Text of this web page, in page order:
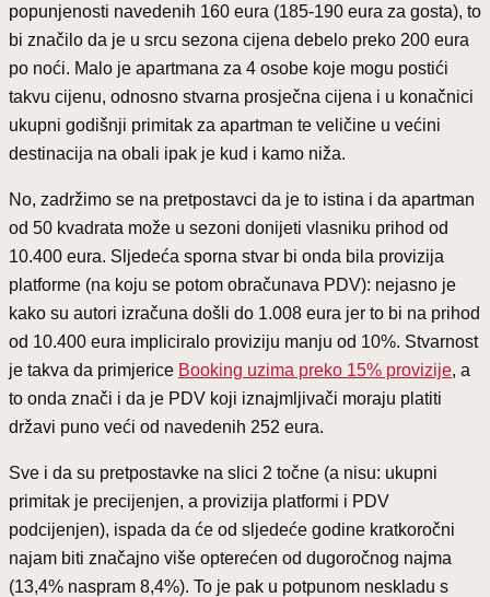
popunjenosti navedenih 160 eura (185-190 eura za gosta), to
bi značilo da je u srcu sezona cijena debelo preko 200 eura
po noći. Malo je apartmana za 4 osobe koje mogu postići
takvu cijenu, odnosno stvarna prosječna cijena i u konačnici
ukupni godišnji primitak za apartman te veličine u većini
destinacija na obali ipak je kud i kamo niža.
No, zadržimo se na pretpostavci da je to istina i da apartman
od 50 kvadrata može u sezoni donijeti vlasniku prihod od
10.400 eura. Sljedeća sporna stvar bi onda bila provizija
platforme (na koju se potom obračunava PDV): nejasno je
kako su autori izračuna došli do 1.008 eura jer to bi na prihod
od 10.400 eura impliciralo proviziju manju od 10%. Stvarnost
je takva da primjerice Booking uzima preko 15% provizije, a
to onda znači i da je PDV koji iznajmljivači moraju platiti
državi puno veći od navedenih 252 eura.
Sve i da su pretpostavke na slici 2 točne (a nisu: ukupni
primitak je precijenjen, a provizija platformi i PDV
podcijenjen), ispada da će od sljedeće godine kratkoročni
najam biti značajno više opterećen od dugoročnog najma
(13,4% naspram 8,4%). To je pak u potpunom neskladu s